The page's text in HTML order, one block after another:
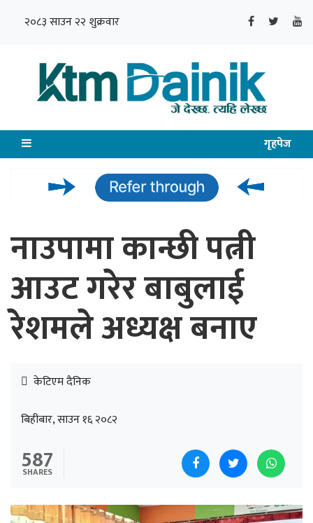
२०८३ साउन २२ शुक्रवार
गृहपेज
नाउपामा कान्छी पत्नी
आउट गरेर बाबुलाई
रेशमले अध्यक्ष बनाए
केटिएम दैनिक
बिहीबार, साउन १६ २०८२
587
SHARES